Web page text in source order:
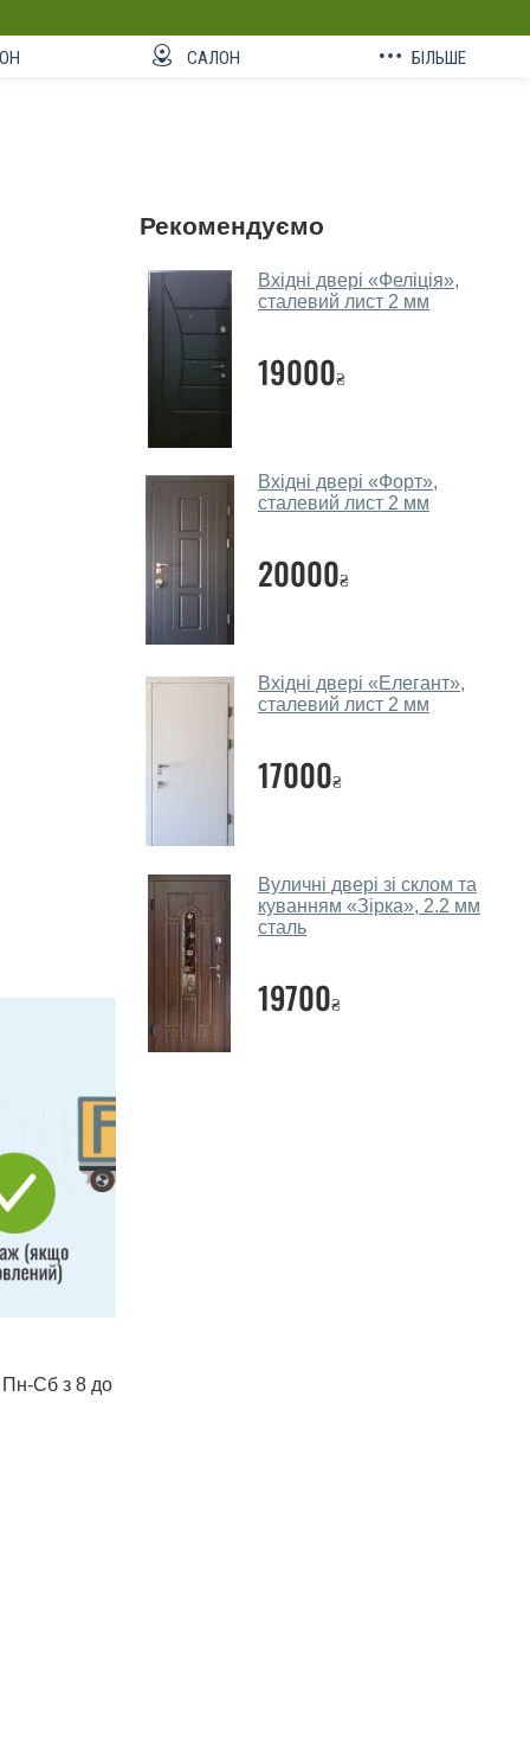
САЛОН БІЛЬШЕ
Пн-Сб з 8 до
Рекомендуємо
Вхідні двері «Феліція»,
сталевий лист 2 мм
19000₴
Вхідні двері «Форт»,
сталевий лист 2 мм
20000₴
Вхідні двері «Елегант»,
сталевий лист 2 мм
17000₴
Вуличні двері зі склом та
куванням «Зірка», 2.2 мм
сталь
19700₴